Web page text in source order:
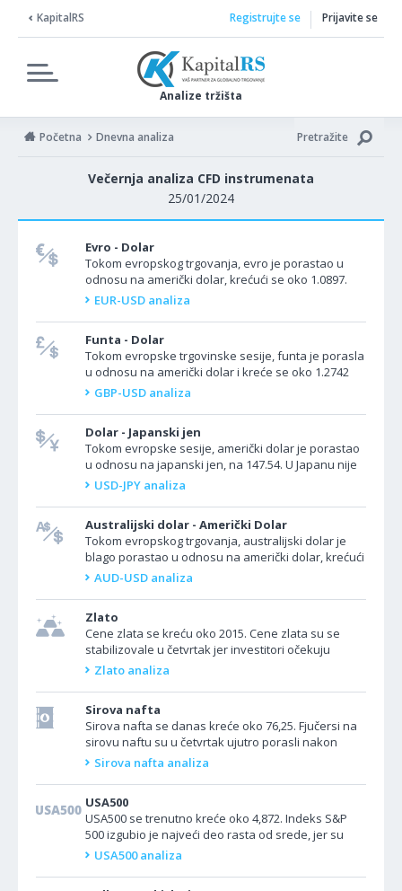
KapitalRS
Analize tržišta
Registrujte se Prijavite se
Početna Dnevna analiza Pretražite
Večernja analiza CFD instrumenata
25/01/2024
Evro - Dolar
Tokom evropskog trgovanja, evro je porastao u
odnosu na američki dolar, krećući se oko 1.0897.
Evropska centralna banka će kasnije danas odlučiti
EUR-USD analiza
Funta - Dolar
Tokom evropske trgovinske sesije, funta je porasla
u odnosu na američki dolar i kreće se oko 1.2742
Danas Ujedinjeno Kraljevstvo nema važne
GBP-USD analiza
Dolar - Japanski jen
Tokom evropske sesije, američki dolar je porastao
u odnosu na japanski jen, na 147.54. U Japanu nije
bilo ekonomskih događaja koji bi se mogli prijaviti....
USD-JPY analiza
Australijski dolar - Američki Dolar
Tokom evropskog trgovanja, australijski dolar je
blago porastao u odnosu na američki dolar, krećući
se oko 0.6590. Iz Australije danas nema važnih...
AUD-USD analiza
Zlato
Cene zlata se kreću oko 2015. Cene zlata su se
stabilizovale u četvrtak jer investitori očekuju
objavljivanje preliminarnih podataka o bruto
Zlato analiza
Sirova nafta
Sirova nafta se danas kreće oko 76,25. Fjučersi na
sirovu naftu su u četvrtak ujutro porasli nakon
pada američkih zaliha sirove nafte. Pored toga,...
Sirova nafta analiza
USA500
USA500 se trenutno kreće oko 4,872. Indeks S&P
500 izgubio je najveći deo rasta od srede, jer su
prinosi na obveznice porasli, ali je širi prosek i...
USA500 analiza